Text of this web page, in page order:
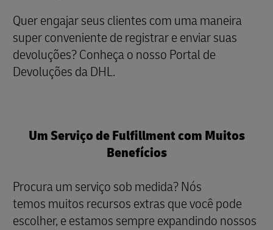
Quer engajar seus clientes com uma maneira
super conveniente de registrar e enviar suas
devoluções? Conheça o nosso Portal de
Devoluções da DHL.
Um Serviço de Fulfillment com Muitos
Benefícios
Procura um serviço sob medida? Nós
temos muitos recursos extras que você pode
escolher, e estamos sempre expandindo nossos